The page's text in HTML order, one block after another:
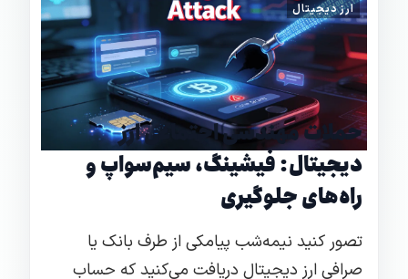
ارز دیجیتال
حملات مهندسی اجتماعی ارز
دیجیتال: فیشینگ، سیم‌سواپ و
راه‌های جلوگیری
تصور کنید نیمه‌شب پیامکی از طرف بانک یا
صرافی ارز دیجیتال دریافت می‌کنید که حساب